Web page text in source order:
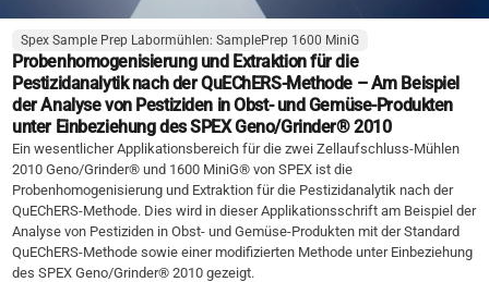
Spex Sample Prep Labormühlen: SamplePrep 1600 MiniG
Probenhomogenisierung und Extraktion für die
Pestizidanalytik nach der QuEChERS-Methode – Am Beispiel
der Analyse von Pestiziden in Obst- und Gemüse-Produkten
unter Einbeziehung des SPEX Geno/Grinder® 2010
Ein wesentlicher Applikationsbereich für die zwei Zellaufschluss-Mühlen
2010 Geno/Grinder® und 1600 MiniG® von SPEX ist die
Probenhomogenisierung und Extraktion für die Pestizidanalytik nach der
QuEChERS-Methode. Dies wird in dieser Applikationsschrift am Beispiel der
Analyse von Pestiziden in Obst- und Gemüse-Produkten mit der Standard
QuEChERS-Methode sowie einer modifizierten Methode unter Einbeziehung
des SPEX Geno/Grinder® 2010 gezeigt.